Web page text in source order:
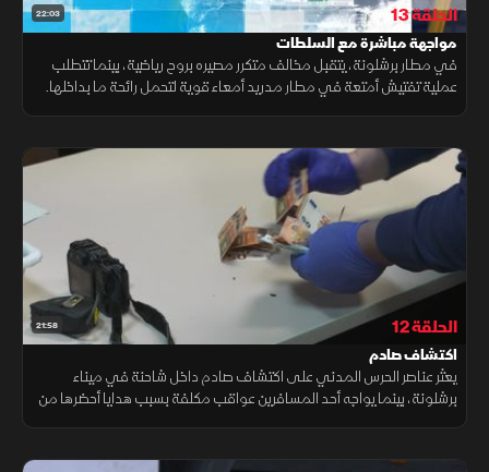
22:03 الحلقة 13
مواجهة مباشرة مع السلطات
في مطار برشلونة، يتقبل مخالف متكرر مصيره بروح رياضية، بينما تتطلب
عملية تفتيش أمتعة في مطار مدريد أمعاء قوية لتحمل رائحة ما بداخلها.
21:58 الحلقة 12
اكتشاف صادم
يعثر عناصر الحرس المدني على اكتشاف صادم داخل شاحنة في ميناء
برشلونة، بينما يواجه أحد المسافرين عواقب مكلفة بسبب هدايا أحضرها من